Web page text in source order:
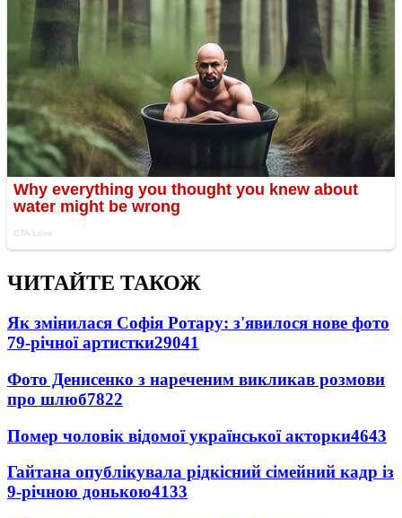
ЧИТАЙТЕ ТАКОЖ
Як змінилася Софія Ротару: з'явилося нове фото
79-річної артистки29041
Фото Денисенко з нареченим викликав розмови
про шлюб7822
Помер чоловік відомої української акторки4643
Гайтана опублікувала рідкісний сімейний кадр із
9-річною донькою4133